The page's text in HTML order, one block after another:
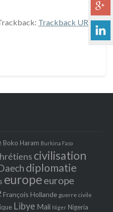
Trackback URL.
Boko Haram Burkina Faso
civilisation
diplomatie
europeeurope
François Hollande guerre civile
Libye Mali Niger Nigeria